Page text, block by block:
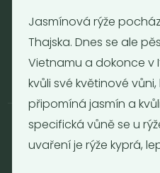
Kolektiv
Jasmínová rýže
Thajska. Dnes se ale
Vietnamu a dokonce v
kvůli své květinové
připomíná jasmín a
specifická vůně se u
uvaření je rýže kyprá,